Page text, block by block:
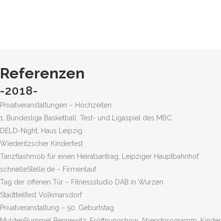
Referenzen
-2018-
Privatveranstaltungen – Hochzeiten
1. Bundesliga Basketball: Test- und Ligaspiel des MBC
DELD-Night, Haus Leipzig
Wiederitzscher Kinderfest
Tanzflashmob für einen Heiratsantrag, Leipziger Hauptbahnhof
schnelleStelle.de – Firmenlauf
Tag der offenen Tür – Fitnessstudio DAB in Wurzen
Stadtteilfest Volkmarsdorf
Privatveranstaltung – 50. Geburtstag